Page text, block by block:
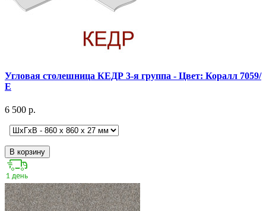
Угловая столешница КЕДР 3-я группа - Цвет: Коралл 7059/
Е
6 500 р.
В корзину